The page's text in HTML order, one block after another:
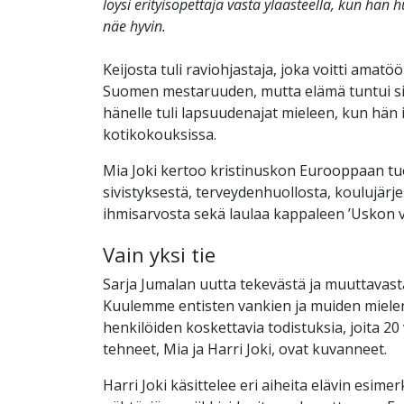
löysi erityisopettaja vasta yläasteella, kun hän
näe hyvin.
Keijosta tuli raviohjastaja, joka voitti
Suomen mestaruuden, mutta elämä tuntui
hänelle tuli lapsuudenajat mieleen, kun hän
kotikokouksissa.
Mia Joki kertoo kristinuskon Eurooppaan
sivistyksestä, terveydenhuollosta,
ihmisarvosta sekä laulaa kappaleen ’Uskon
Vain yksi tie
Sarja Jumalan uutta tekevästä ja
Kuulemme entisten vankien ja muiden
henkilöiden koskettavia todistuksia, joita
tehneet, Mia ja Harri Joki, ovat kuvanneet.
Harri Joki käsittelee eri aiheita elävin